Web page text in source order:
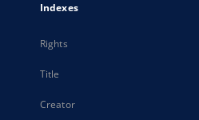
Indexes
Rights
Title
Creator